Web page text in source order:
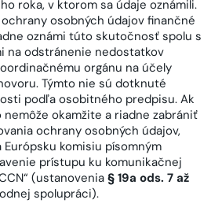
roka, v ktorom sa údaje oznámili.
osobných údajov finančné
oznámi túto skutočnosť spolu s
na odstránenie nedostatkov
orgánu na účely
Týmto nie sú dotknuté
podľa osobitného predpisu. Ak
okamžite a riadne zabrániť
ochrany osobných údajov,
Európsku komisiu písomným
prístupu ku komunikačnej
(ustanovenia § 19a ods. 7 až
spolupráci).